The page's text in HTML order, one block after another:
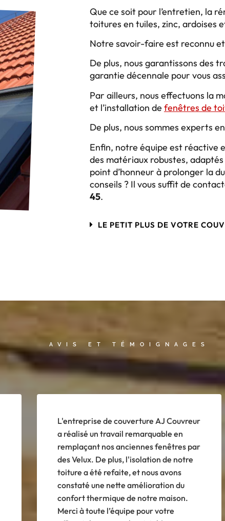
Que ce soit pour l’entretien, la
toitures en tuiles, zinc, ardoises
Notre savoir-faire est reconnu
De plus, nous garantissons des
garantie décennale pour vous
Par ailleurs, nous effectuons la
et l’installation de fenêtres de
De plus, nous sommes experts
Enfin, notre équipe est réactive
des matériaux robustes,
point d’honneur à prolonger la
conseils ? Il vous suffit de
45.
LE PETIT PLUS DE VOTRE
AVIS ET TÉMOIGNAGES
L'entreprise de couverture AJ Couvreur
a réalisé un travail remarquable en
remplaçant nos anciennes fenêtres par
des Velux. De plus, l'isolation de notre
toiture a été refaite, et nous avons
constaté une nette amélioration du
confort thermique de notre maison.
Merci à toute l’équipe pour votre